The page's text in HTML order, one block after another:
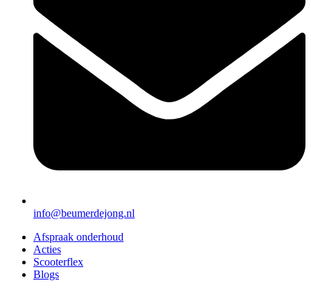
info@beumerdejong.nl
Afspraak onderhoud
Acties
Scooterflex
Blogs